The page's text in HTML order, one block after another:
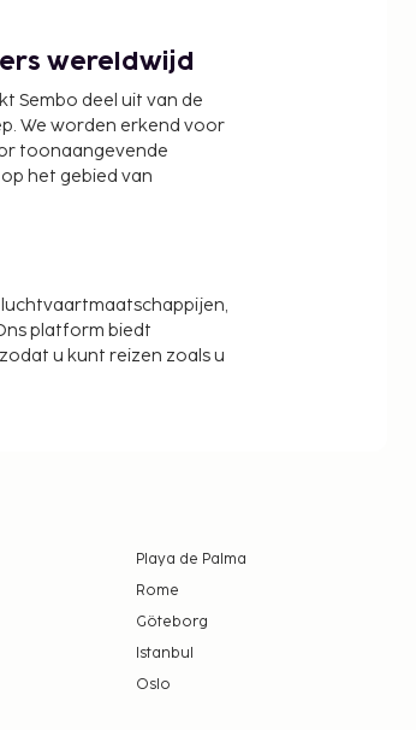
wereldwijd
Sembo deel uit van de
We worden erkend voor
toonaangevende
het gebied van
luchtvaartmaatschappijen,
platform biedt
u kunt reizen zoals u
Playa de Palma
Rome
Göteborg
Istanbul
Oslo